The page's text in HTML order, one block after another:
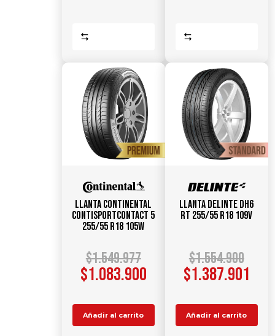
Llanta CONTINENTAL
ContiSportContact 5
255/55 R18 105W
$1.549.977
$1.083.900
Añadir al carrito
Llanta DELINTE DH6
RT 255/55 R18 109V
$1.554.900
$1.387.901
Añadir al carrito